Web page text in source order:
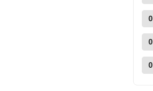
0
0
0